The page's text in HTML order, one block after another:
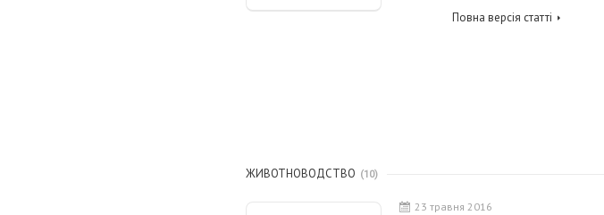
Повна версія статті
ЖИВОТНОВОДСТВО 10
23 травня 2016